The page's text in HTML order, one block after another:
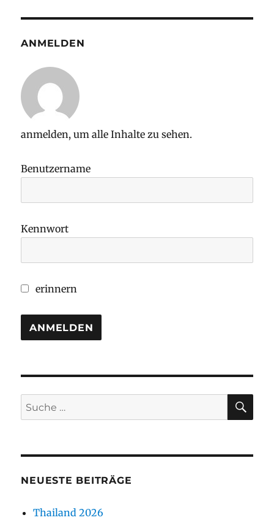
ANMELDEN
anmelden, um alle Inhalte zu sehen.
Benutzername
Kennwort
erinnern
Suche
nach:
NEUESTE BEITRÄGE
Thailand 2026